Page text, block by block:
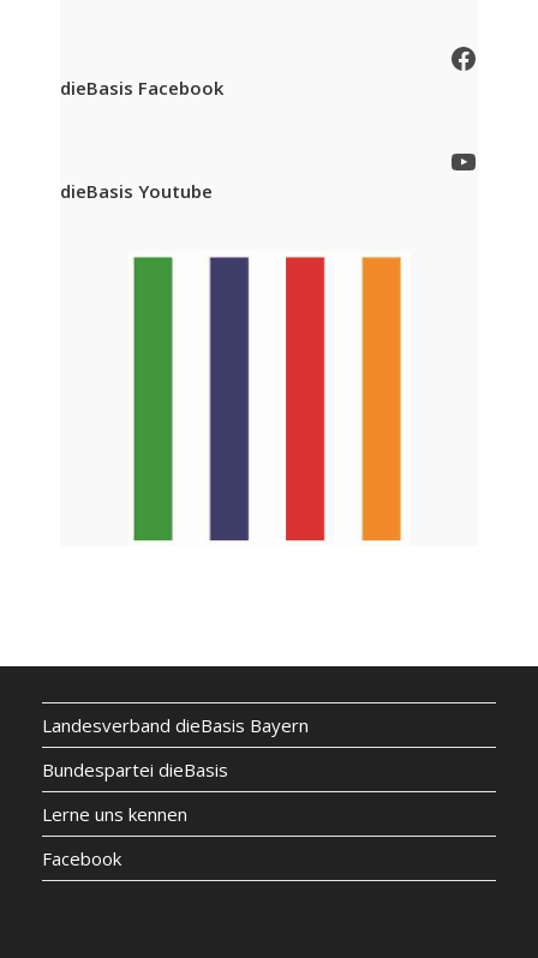
Facebook
dieBasis Facebook
YouTube
dieBasis Youtube
Landesverband dieBasis Bayern
Bundespartei dieBasis
Lerne uns kennen
Facebook